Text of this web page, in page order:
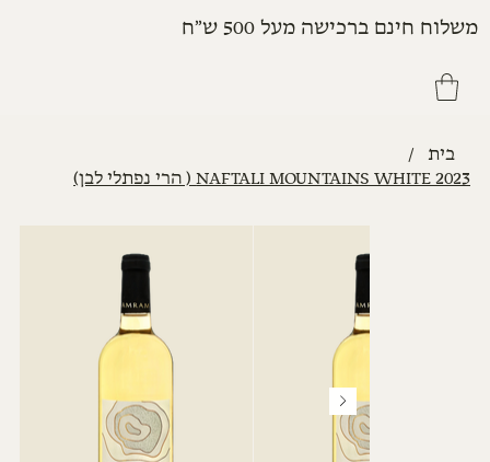
משלוח חינם ברכישה מעל 500 ש״ח
בית /
NAFTALI MOUNTAINS WHITE 2023 ( הרי נפתלי לבן)